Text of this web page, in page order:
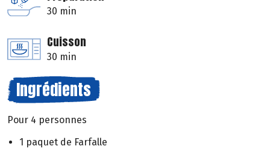
30 min
Cuisson
30 min
Ingrédients
Pour 4 personnes
1 paquet de Farfalle